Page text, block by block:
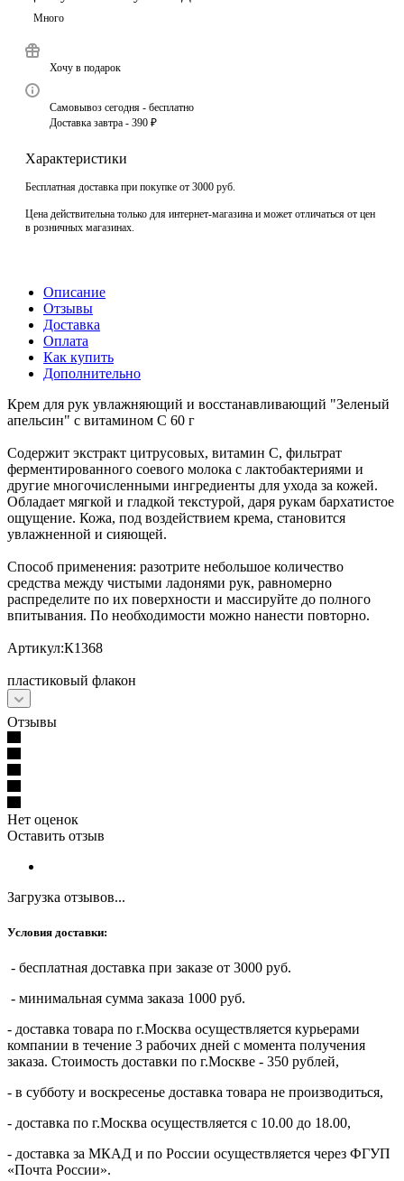
Много
Хочу в подарок
Самовывоз сегодня - бесплатно
Доставка завтра - 390 ₽
Характеристики
Бесплатная доставка при покупке от 3000 руб.
Цена действительна только для интернет-магазина и может отличаться от цен
в розничных магазинах.
Описание
Отзывы
Доставка
Оплата
Как купить
Дополнительно
Крем для рук увлажняющий и восстанавливающий "Зеленый
апельсин" с витамином С 60 г
Содержит экстракт цитрусовых, витамин С, фильтрат
ферментированного соевого молока с лактобактериями и
другие многочисленными ингредиенты для ухода за кожей.
Обладает мягкой и гладкой текстурой, даря рукам бархатистое
ощущение. Кожа, под воздействием крема, становится
увлажненной и сияющей.
Способ применения: разотрите небольшое количество
средства между чистыми ладонями рук, равномерно
распределите по их поверхности и массируйте до полного
впитывания. По необходимости можно нанести повторно.
Артикул:К1368
пластиковый флакон
Отзывы
Нет оценок
Оставить отзыв
Загрузка отзывов...
Условия доставки:
- бесплатная доставка при заказе от 3000 руб.
- минимальная сумма заказа 1000 руб.
- доставка товара по г.Москва осуществляется курьерами
компании в течение 3 рабочих дней с момента получения
заказа. Стоимость доставки по г.Москве - 350 рублей,
- в субботу и воскресенье доставка товара не производиться,
- доставка по г.Москва осуществляется с 10.00 до 18.00,
- доставка за МКАД и по России осуществляется через ФГУП
«Почта России».